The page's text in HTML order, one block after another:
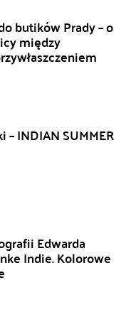
butików Prady – o
między
INDIAN SUMMER
Edwarda
Indie. Kolorowe